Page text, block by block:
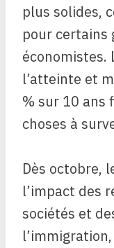
plus solides,
pour certains
économistes.
l’atteinte et
% sur 10 ans
choses à
Dès octobre,
l’impact des
sociétés et